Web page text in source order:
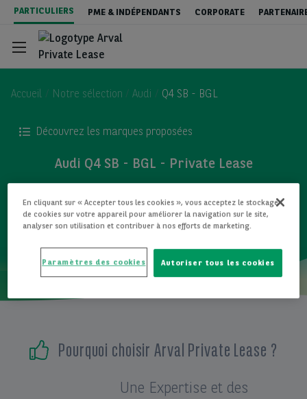
Aller
contenu
principal
PARTICULIERS PME & INDÉPENDANTS CORPORATE
Private Lease - véhicules neufs
Accueil Notre sélection Audi Q4 SB - BGL
Découvrez les marques proposées
Audi Q4 SB - BGL - Private Lease
TOUS LES MODÈLES
Pourquoi choisir Arval Private Lease ?
Une Expertise et des
En cliquant sur « Accepter tous les cookies », vous acceptez le stockage
de cookies sur votre appareil pour améliorer la navigation sur le site,
analyser son utilisation et contribuer à nos efforts de marketing.
Autoriser tous les cookies
Paramètres des cookies